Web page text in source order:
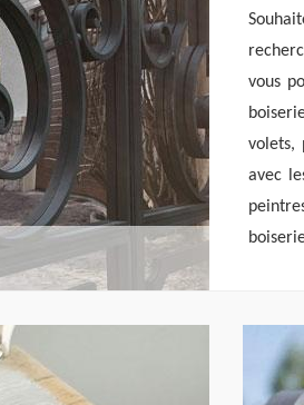
vous
volets,
avec